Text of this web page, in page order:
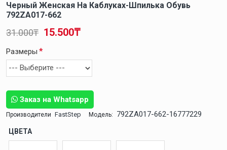
Черный Женская На Каблуках-Шпилька Обувь
792ZA017-662
Заказ на Whatsapp
Производители FastStep Модель: 792ZA017-662-16777229
15.500₸
31.000₸
Размеры
ЦВЕТА